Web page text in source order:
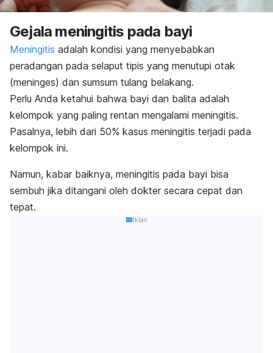
Gejala meningitis pada bayi
Meningitis adalah kondisi yang menyebabkan
peradangan pada selaput tipis yang menutupi otak
(meninges) dan sumsum tulang belakang.
Perlu Anda ketahui bahwa bayi dan balita adalah
kelompok yang paling rentan mengalami meningitis.
Pasalnya, lebih dari 50% kasus meningitis terjadi pada
kelompok ini.
Namun, kabar baiknya, meningitis pada bayi bisa
sembuh jika ditangani oleh dokter secara cepat dan
tepat.
Iklan